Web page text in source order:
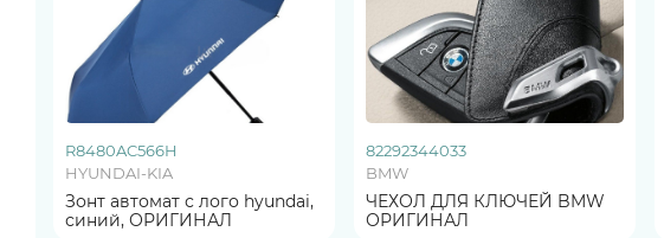
R8480AC566H
HYUNDAI-KIA
Зонт автомат с лого hyundai,
синий, ОРИГИНАЛ
82292344033
BMW
ЧЕХОЛ ДЛЯ КЛЮЧЕЙ BMW
ОРИГИНАЛ